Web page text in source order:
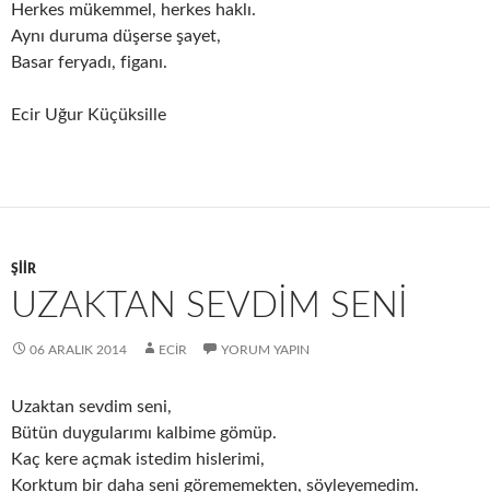
Herkes mükemmel, herkes haklı.
Aynı duruma düşerse şayet,
Basar feryadı, figanı.
Ecir Uğur Küçüksille
ŞIIR
UZAKTAN SEVDİM SENİ
06 ARALIK 2014 ECIR YORUM YAPIN
Uzaktan sevdim seni,
Bütün duygularımı kalbime gömüp.
Kaç kere açmak istedim hislerimi,
Korktum bir daha seni görememekten, söyleyemedim.